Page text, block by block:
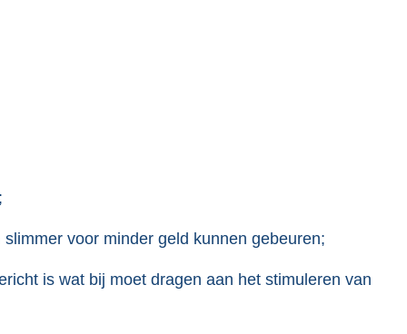
voor minder geld kunnen gebeuren;
is wat bij moet dragen aan het stimuleren van